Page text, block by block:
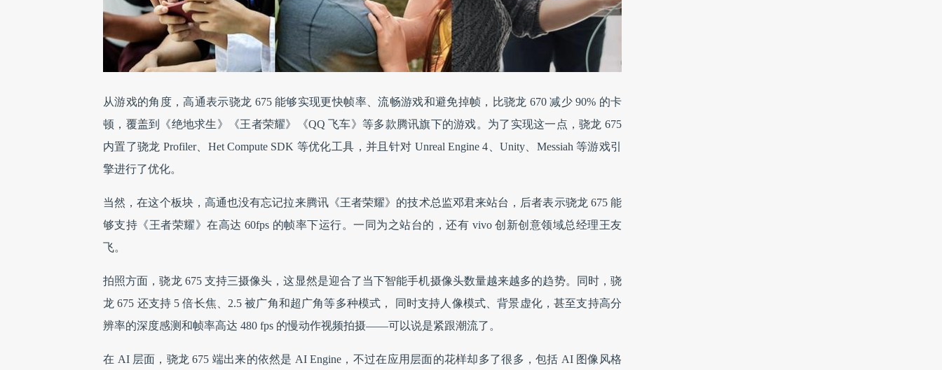
从游戏的角度，高通表示骁龙 675 能够实现更快帧率、流畅游戏和避免掉帧，比骁龙 670 减少 90% 的卡
顿，覆盖到《绝地求生》《王者荣耀》《QQ 飞车》等多款腾讯旗下的游戏。为了实现这一点，骁龙 675
内置了骁龙 Profiler、Het Compute SDK 等优化工具，并且针对 Unreal Engine 4、Unity、Messiah 等游戏引
擎进行了优化。
当然，在这个板块，高通也没有忘记拉来腾讯《王者荣耀》的技术总监邓君来站台，后者表示骁龙 675 能
够支持《王者荣耀》在高达 60fps 的帧率下运行。一同为之站台的，还有 vivo 创新创意领域总经理王友
飞。
拍照方面，骁龙 675 支持三摄像头，这显然是迎合了当下智能手机摄像头数量越来越多的趋势。同时，骁
龙 675 还支持 5 倍长焦、2.5 被广角和超广角等多种模式， 同时支持人像模式、背景虚化，甚至支持高分
辨率的深度感测和帧率高达 480 fps 的慢动作视频拍摄——可以说是紧跟潮流了。
在 AI 层面，骁龙 675 端出来的依然是 AI Engine，不过在应用层面的花样却多了很多，包括 AI 图像风格